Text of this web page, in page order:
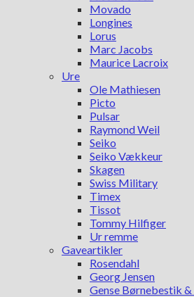
Movado
Longines
Lorus
Marc Jacobs
Maurice Lacroix
Ure
Ole Mathiesen
Picto
Pulsar
Raymond Weil
Seiko
Seiko Vækkeur
Skagen
Swiss Military
Timex
Tissot
Tommy Hilfiger
Ur remme
Gaveartikler
Rosendahl
Georg Jensen
Gense Børnebestik